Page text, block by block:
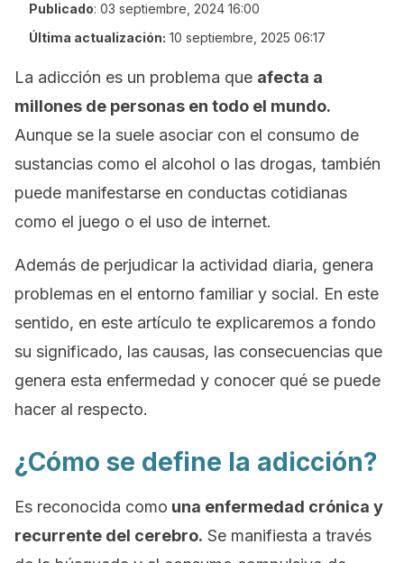
Publicado: 03 septiembre, 2024 16:00
Última actualización: 10 septiembre, 2025 06:17
La adicción es un problema que afecta a
millones de personas en todo el mundo.
Aunque se la suele asociar con el consumo de
sustancias como el alcohol o las drogas, también
puede manifestarse en conductas cotidianas
como el juego o el uso de internet.
Además de perjudicar la actividad diaria, genera
problemas en el entorno familiar y social. En este
sentido, en este artículo te explicaremos a fondo
su significado, las causas, las consecuencias que
genera esta enfermedad y conocer qué se puede
hacer al respecto.
¿Cómo se define la adicción?
Es reconocida como una enfermedad crónica y
recurrente del cerebro. Se manifiesta a través